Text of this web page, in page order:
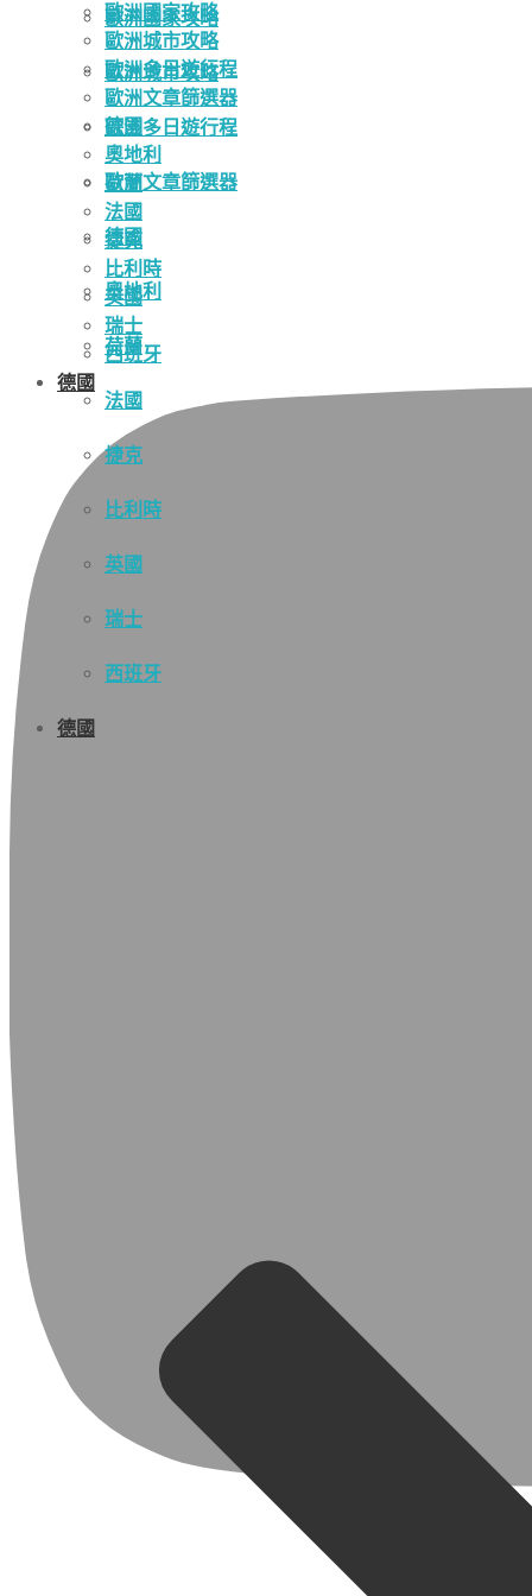
歐洲國家攻略
歐洲城市攻略
歐洲多日遊行程
歐洲文章篩選器
德國
奧地利
荷蘭
法國
捷克
比利時
英國
瑞士
西班牙
德國
歐洲國家攻略
歐洲城市攻略
歐洲多日遊行程
歐洲文章篩選器
德國
奧地利
荷蘭
法國
捷克
比利時
英國
瑞士
西班牙
德國